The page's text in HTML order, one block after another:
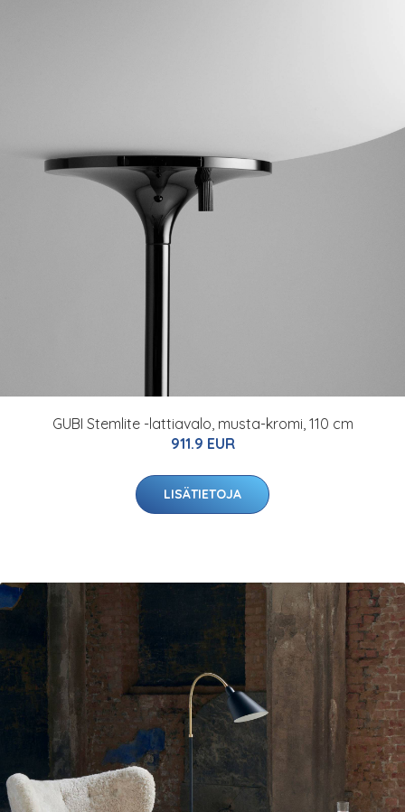
GUBI Stemlite -lattiavalo, musta-kromi, 110 cm
911.9 EUR
LISÄTIETOJA